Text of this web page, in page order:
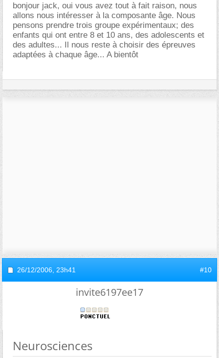
bonjour jack, oui vous avez tout à fait raison, nous
allons nous intéresser à la composante âge. Nous
pensons prendre trois groupe expérimentaux; des
enfants qui ont entre 8 et 10 ans, des adolescents et
des adultes... Il nous reste à choisir des épreuves
adaptées à chaque âge... A bientôt
26/12/2006, 23h41 #10
invite6197ee17
Neurosciences